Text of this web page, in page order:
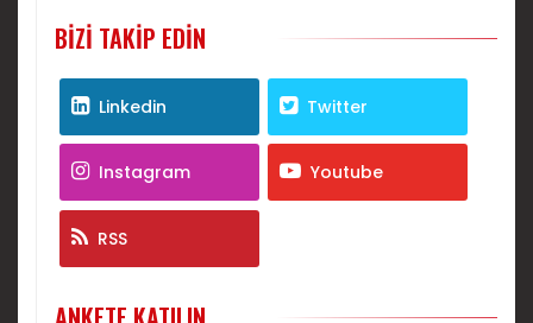
BIZI TAKIP EDIN
Linkedin Twitter
Instagram Youtube
RSS